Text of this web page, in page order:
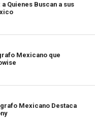
Quienes Buscan a sus
Mexicano que
Mexicano Destaca